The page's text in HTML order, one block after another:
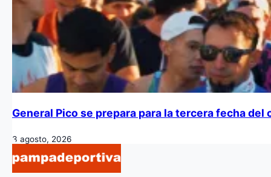
General Pico se prepara para la tercera fecha del
3 agosto, 2026